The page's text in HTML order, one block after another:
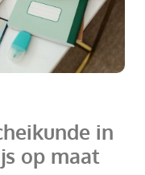
in
op maat